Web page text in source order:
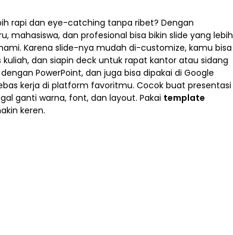
rapi dan eye-catching tanpa ribet? Dengan
mahasiswa, dan profesional bisa bikin slide yang lebih
Karena slide-nya mudah di-customize, kamu bisa
dan siapin deck untuk rapat kantor atau sidang
PowerPoint, dan juga bisa dipakai di Google
kerja di platform favoritmu. Cocok buat presentasi
ganti warna, font, dan layout. Pakai template
keren.